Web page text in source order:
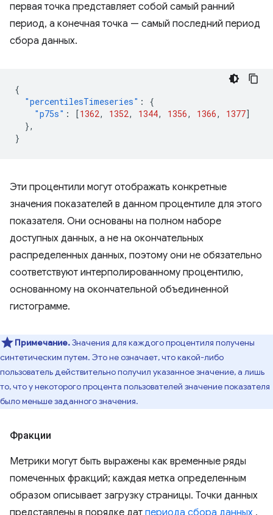
первая точка представляет собой самый ранний
период, а конечная точка — самый последний период
сбора данных.
{
"percentilesTimeseries" :
{
"p75s" : [1362, 1352, 1344, 1356, 1366, 1377]
},
}
Эти процентили могут отображать конкретные
значения показателей в данном процентиле для этого
показателя. Они основаны на полном наборе
доступных данных, а не на окончательных
распределенных данных, поэтому они не обязательно
соответствуют интерполированному процентилю,
основанному на окончательной объединенной
гистограмме.
Примечание.Значения для каждого процентиля получены
синтетическим путем. Это не означает, что какой-либо
пользователь действительно получил указанное значение, а лишь
то, что у некоторого процента пользователей значение показателя
было меньше заданного значения.
Фракции
Метрики могут быть выражены как временные ряды
помеченных фракций; каждая метка определенным
образом описывает загрузку страницы. Точки данных
представлены в порядке дат периода сбора данных ,